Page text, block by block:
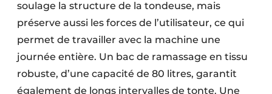
soulage la structure de la tondeuse, mais
préserve aussi les forces de l’utilisateur, ce qui
permet de travailler avec la machine une
journée entière. Un bac de ramassage en tissu
robuste, d’une capacité de 80 litres, garantit
également de longs intervalles de tonte. Une